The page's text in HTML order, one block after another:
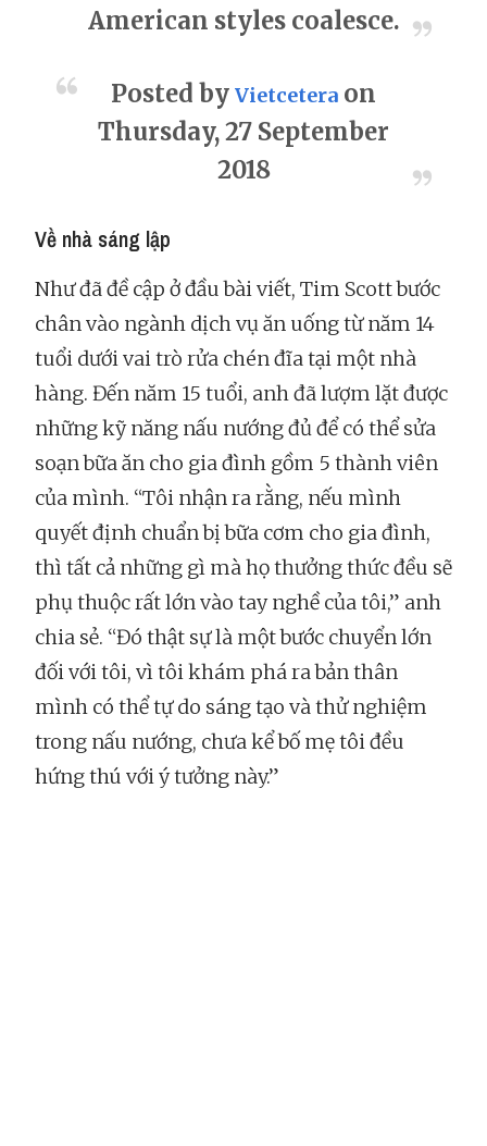
American styles coalesce.
Posted by Vietcetera on
Thursday, 27 September
2018
Về nhà sáng lập
Như đã đề cập ở đầu bài viết, Tim Scott bước
chân vào ngành dịch vụ ăn uống từ năm 14
tuổi dưới vai trò rửa chén đĩa tại một nhà
hàng. Đến năm 15 tuổi, anh đã lượm lặt được
những kỹ năng nấu nướng đủ để có thể sửa
soạn bữa ăn cho gia đình gồm 5 thành viên
của mình. “Tôi nhận ra rằng, nếu mình
quyết định chuẩn bị bữa cơm cho gia đình,
thì tất cả những gì mà họ thưởng thức đều sẽ
phụ thuộc rất lớn vào tay nghề của tôi,” anh
chia sẻ. “Đó thật sự là một bước chuyển lớn
đối với tôi, vì tôi khám phá ra bản thân
mình có thể tự do sáng tạo và thử nghiệm
trong nấu nướng, chưa kể bố mẹ tôi đều
hứng thú với ý tưởng này.”